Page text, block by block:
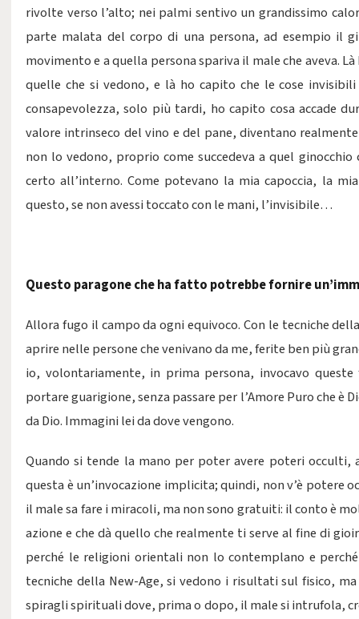
rivolte verso l’alto; nei palmi sentivo un grandissimo
parte malata del corpo di una persona, ad esempio il
movimento e a quella persona spariva il male che aveva.
quelle che si vedono, e là ho capito che le cose
consapevolezza, solo più tardi, ho capito cosa accade
valore intrinseco del vino e del pane, diventano
non lo vedono, proprio come succedeva a quel
certo all’interno. Come potevano la mia capoccia, la
questo, se non avessi toccato con le mani, l’invisibile…
Questo paragone che ha fatto potrebbe fornire
Allora fugo il campo da ogni equivoco. Con le tecniche
aprire nelle persone che venivano da me, ferite ben più
io, volontariamente, in prima persona, invocavo
portare guarigione, senza passare per l’Amore Puro che è
da Dio. Immagini lei da dove vengono.
Quando si tende la mano per poter avere poteri occulti,
questa è un’invocazione implicita; quindi, non v’è potere
il male sa fare i miracoli, ma non sono gratuiti: il conto è
azione e che dà quello che realmente ti serve al fine di
perché le religioni orientali non lo contemplano e
tecniche della New-Age, si vedono i risultati sul fisico,
spiragli spirituali dove, prima o dopo, il male si intrufola,